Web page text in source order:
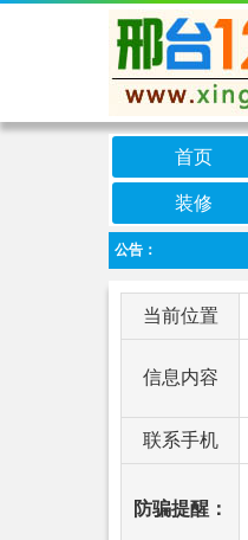
首页
装修
公告：
当前位置
信息内容
联系手机
防骗提醒：